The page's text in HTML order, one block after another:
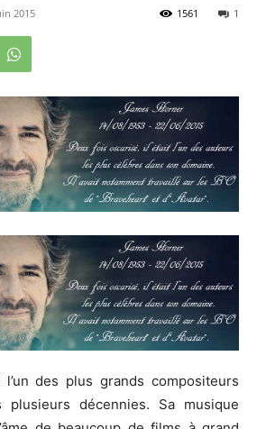
2015 1
1561
des plus grands compositeurs
plusieurs décennies. Sa musique